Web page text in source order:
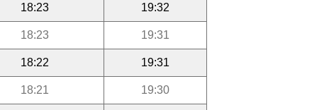
18:23 19:32
18:23 19:31
18:22 19:31
18:21 19:30